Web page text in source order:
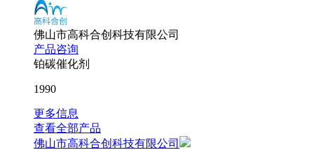
佛山市高科合创科技有限公司
产品咨询
铂碳催化剂
1990
更多信息
查看全部产品
佛山市高科合创科技有限公司